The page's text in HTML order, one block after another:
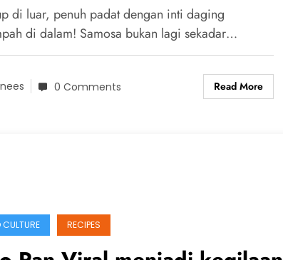
di luar, penuh padat dengan inti daging
di dalam! Samosa bukan lagi sekadar…
0 Comments Read More
CULTURE RECIPES